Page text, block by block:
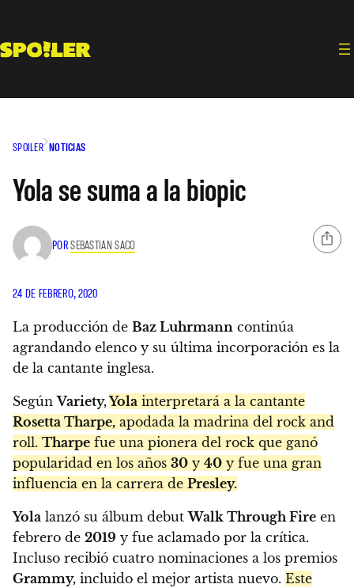
contenido
SPOILER NOTICIAS
Yola se suma a la biopic
PORSEBASTIAN SACO
24 DE FEBRERO, 2020
La producción de Baz Luhrmann continúa
agrandando elenco y su última incorporación es la
de la cantante inglesa.
SegúnVariety,Yola interpretará a la cantante
Rosetta Tharpe, apodada la madrina del rock and
roll. Tharpe fue una pionera del rock que ganó
popularidad en los años 30 y 40 y fue una gran
influencia en la carrera de Presley.
Yola lanzó su álbum debutWalk Through Fire en
febrero de 2019 y fue aclamado por la crítica.
Incluso recibió cuatro nominaciones a los premios
Grammy, incluido el mejor artista nuevo. Este